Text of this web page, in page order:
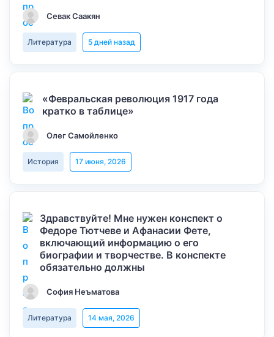
Севак Саакян
Литература 5 дней назад
«Февральская революция 1917 года
кратко в таблице»
Олег Самойленко
История 17 июня, 2026
Здравствуйте! Мне нужен конспект о
Федоре Тютчеве и Афанасии Фете,
включающий информацию о его
биографии и творчестве. В конспекте
обязательно должны
София Неъматова
Литература 14 мая, 2026